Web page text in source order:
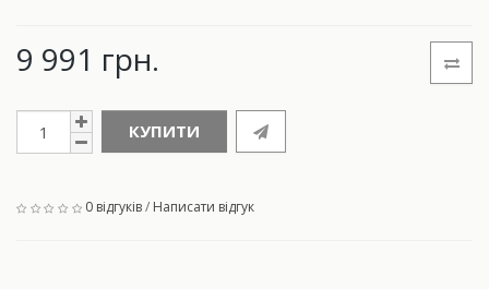
9 991 грн.
КУПИТИ
0 відгуків/ Написати відгук